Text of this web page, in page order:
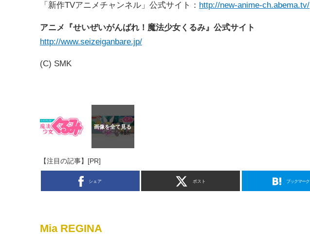
「新作TVアニメチャンネル」公式サイト： http://new-anime-ch.abema.tv/
アニメ『せいぜいがんばれ！魔法少女くるみ』公式サイト
http://www.seizeiganbare.jp/
(C) SMK
【注目の記事】[PR]
シェア ポスト ブックマーク
Mia REGINA